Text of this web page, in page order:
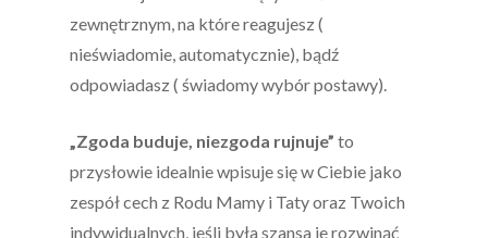
zewnętrznym, na które reagujesz (
nieświadomie, automatycznie), bądź
odpowiadasz ( świadomy wybór postawy).
„Zgoda buduje, niezgoda rujnuje” to
przysłowie idealnie wpisuje się w Ciebie jako
zespół cech z Rodu Mamy i Taty oraz Twoich
indywidualnych, jeśli była szansa je rozwinąć